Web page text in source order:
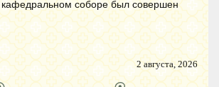
соборе был совершен
2 августа, 2026